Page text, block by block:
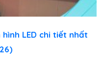
LED chi tiết nhất